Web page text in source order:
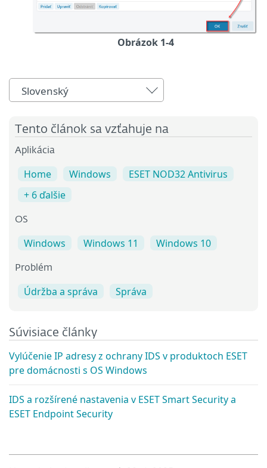
Obrázok 1-4
Slovenský
Tento článok sa vzťahuje na
Aplikácia
Home Windows
ESET NOD32 Antivirus
+ 6 ďalšie
OS
Windows Windows 11 Windows 10
Problém
Údržba a správa Správa
Súvisiace články
Vylúčenie IP adresy z ochrany IDS v produktoch ESET
pre domácnosti s OS Windows
IDS a rozšírené nastavenia v ESET Smart Security a
ESET Endpoint Security